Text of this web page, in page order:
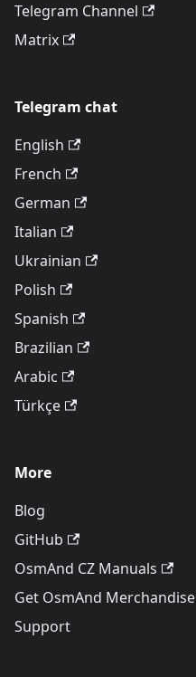
Telegram Channel
Matrix
Telegram chat
English
French
German
Italian
Ukrainian
Polish
Spanish
Brazilian
Arabic
Türkçe
More
Blog
GitHub
OsmAnd CZ Manuals
Get OsmAnd Merchandise
Support